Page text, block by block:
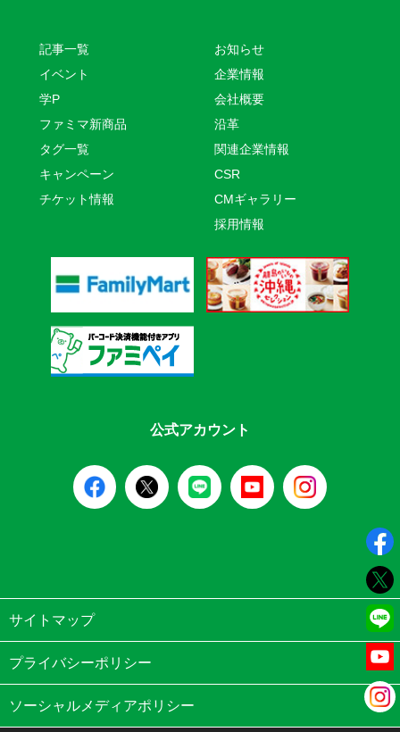
記事一覧
イベント
学P
ファミマ新商品
タグ一覧
キャンペーン
チケット情報
お知らせ
企業情報
会社概要
沿革
関連企業情報
CSR
CMギャラリー
採用情報
公式アカウント
サイトマップ
プライバシーポリシー
ソーシャルメディアポリシー